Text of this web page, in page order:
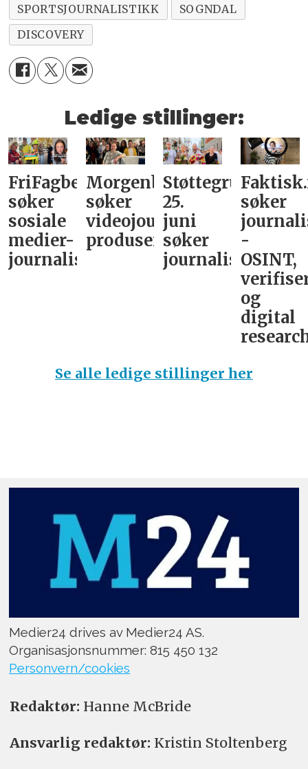
SPORTSJOURNALISTIKK
SOGNDAL
DISCOVERY
Ledige stillinger:
FriFagbevegelse
søker
sosiale
medier-
journalist
Morgenbladet
søker
videojournalist/podkast-
produsent
Støttegruppa
25.
juni
søker
journalist
søker
-
OSINT,
og
digital
Se alle ledige stillinger her
Medier24 drives av Medier24 AS.
Organisasjonsnummer: 815 450 132
Personvern/cookies
Redaktør: Hanne McBride
Ansvarlig redaktør: Kristin Stoltenberg